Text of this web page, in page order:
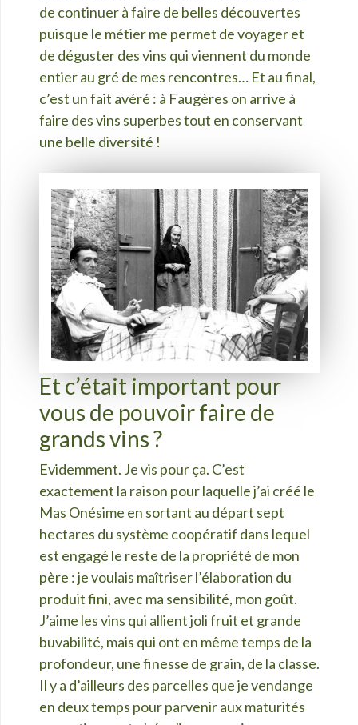
de continuer à faire de belles découvertes
puisque le métier me permet de voyager et
de déguster des vins qui viennent du monde
entier au gré de mes rencontres… Et au final,
c’est un fait avéré : à Faugères on arrive à
faire des vins superbes tout en conservant
une belle diversité !
Et c’était important pour
vous de pouvoir faire de
grands vins ?
Evidemment. Je vis pour ça. C’est
exactement la raison pour laquelle j’ai créé le
Mas Onésime en sortant au départ sept
hectares du système coopératif dans lequel
est engagé le reste de la propriété de mon
père : je voulais maîtriser l’élaboration du
produit fini, avec ma sensibilité, mon goût.
J’aime les vins qui allient joli fruit et grande
buvabilité, mais qui ont en même temps de la
profondeur, une finesse de grain, de la classe.
Il y a d’ailleurs des parcelles que je vendange
en deux temps pour parvenir aux maturités